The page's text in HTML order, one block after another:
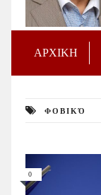
ΑΡΧΙΚΗ
ΦΟΒΙΚΌ
0